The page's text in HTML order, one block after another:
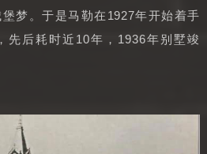
梦。于是马勒在1927年开始着手
先后耗时近10年，1936年别墅竣